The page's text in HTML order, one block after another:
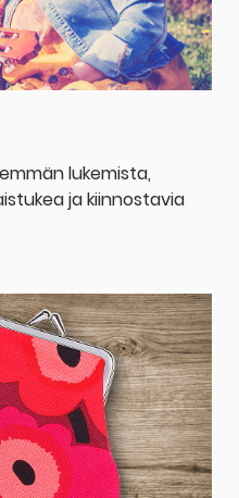
lukemista,
ja kiinnostavia